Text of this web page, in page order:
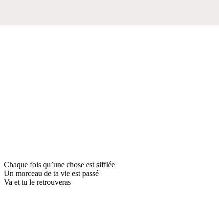
Chaque fois qu’une chose est sifflée
Un morceau de ta vie est passé
Va et tu le retrouveras